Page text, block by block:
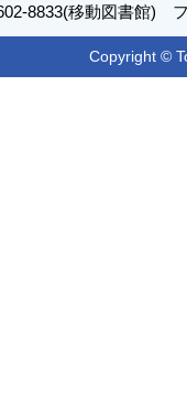
8833(移動図書館)
Copyright ©